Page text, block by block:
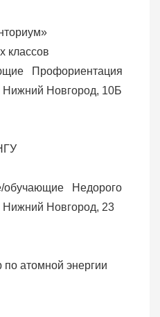
классов
Профориентация
Нижний Новгород, 10Б
обучающие
Недорого
Нижний Новгород, 23
атомной энергии